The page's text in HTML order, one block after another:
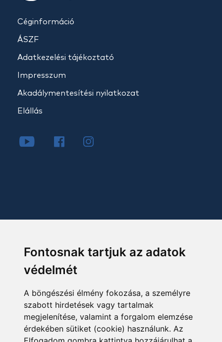
Fontosnak tartjuk az adatok
védelmét
A böngészési élmény fokozása, a személyre
szabott hirdetések vagy tartalmak
megjelenítése, valamint a forgalom elemzése
érdekében sütiket (cookie) használunk. Az
Céginformáció
ÁSZF
Adatkezelési tájékoztató
Impresszum
Akadálymentesítési nyilatkozat
Elállás